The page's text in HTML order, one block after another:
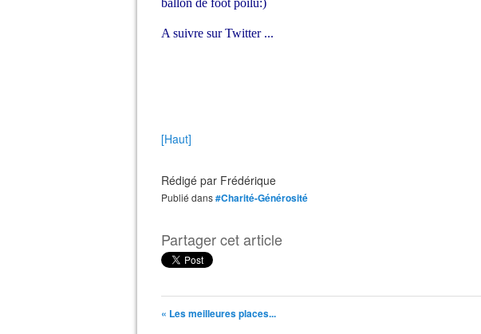
ballon de foot poilu:)
A suivre sur Twitter ...
[Haut]
Rédigé par Frédérique
Publié dans#Charité-Générosité
Partager cet article
« Les meilleures places...